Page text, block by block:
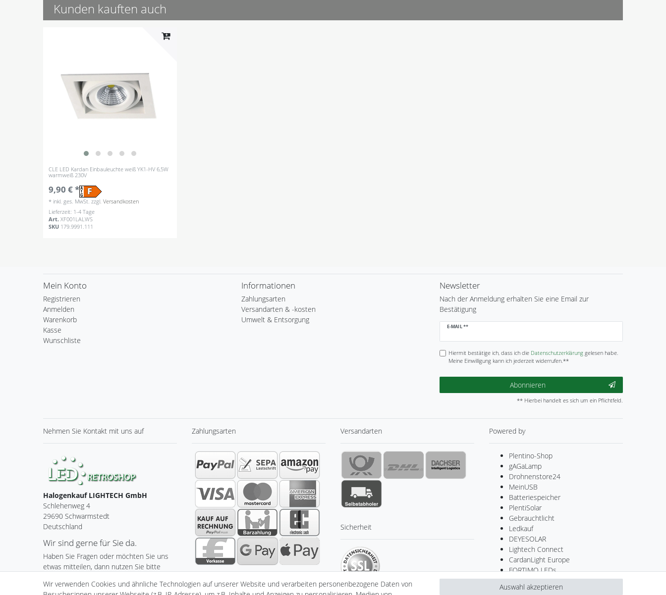
Kunden kauften auch
CLE LED Kardan Einbauleuchte weiß YK1-HV 6,5W
warmweiß 230V
9,90 € *
* inkl. ges. MwSt. zzgl.Versandkosten
Lieferzeit: 1-4 Tage
Art.XF001LALWS
SKU 179.9991.111
Mein Konto
Registrieren
Anmelden
Warenkorb
Kasse
Wunschliste
Informationen
Zahlungsarten
Versandarten & -kosten
Umwelt & Entsorgung
Newsletter
Nach der Anmeldung erhalten Sie eine Email zur
Bestätigung
E-MAIL **
Newsletter
Hiermit bestätige ich, dass ich die Daten­schutz­erklärunggelesen habe.
Meine Einwilligung kann ich jederzeit widerrufen.**
Abonnieren
** Hierbei handelt es sich um ein Pflichtfeld.
Nehmen Sie Kontakt mit uns auf
Halogenkauf LIGHTECH GmbH
Schlehenweg 4
29690 Schwarmstedt
Deutschland
Wir sind gerne für Sie da.
Haben Sie Fragen oder möchten Sie uns
etwas mitteilen, dann nutzen Sie bitte
Zahlungsarten Versandarten
Sicherheit
Powered by
Plentino-Shop
gAGaLamp
Drohnenstore24
MeinUSB
Batteriespeicher
PlentiSolar
Gebrauchtlicht
Ledkauf
DEYESOLAR
Lightech Connect
CardanLight Europe
FORTIMO LEDs
Cardanlight-Shop
Wallbox24
Wir verwenden Cookies und ähnliche Technologien auf unserer Website und verarbeiten personenbezogene Daten von
Auswahl akzeptieren